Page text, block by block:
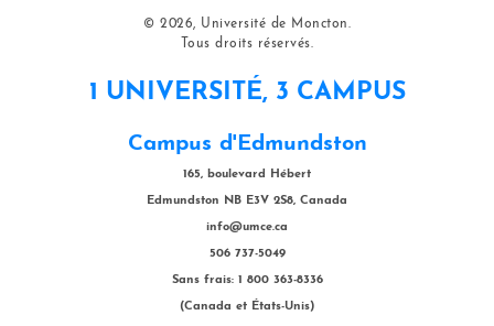
© 2026, Université de Moncton.
Tous droits réservés.
1 UNIVERSITÉ, 3 CAMPUS
Campus d'Edmundston
165, boulevard Hébert
Edmundston NB E3V 2S8, Canada
info@umce.ca
506 737-5049
Sans frais: 1 800 363-8336
(Canada et États-Unis)